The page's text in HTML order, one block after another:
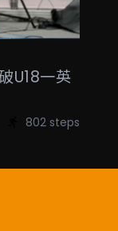
U18一英
802 steps